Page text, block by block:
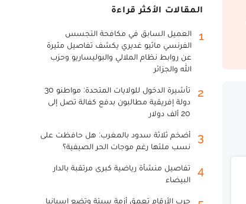
المقالات الأكثر قراءة
1
العميل السابق في مكافحة التجسس
الفرنسي ماثيو غديري يكشف تفاصيل مثيرة
عن روابط نظام الملالي والبوليساريو وحزب
الله والجزائر
2
تأشيرة الدخول للولايات المتحدة: مواطنو 30
دولة إفريقية مطالبون بدفع كفالة تصل إلى
20 ألف دولار
3
أضخم ثلاثة سدود بالمغرب: هل حافظت على
نسب ملئها رغم موجات الحر الصيفية؟
4
تفاصيل منشأة رياضية كبرى مرتقبة بالدار
البيضاء
حرب الأرقام تعمق أزمة سبتة وتضع إسبانيا